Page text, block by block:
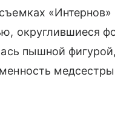
округлившиеся
пышной